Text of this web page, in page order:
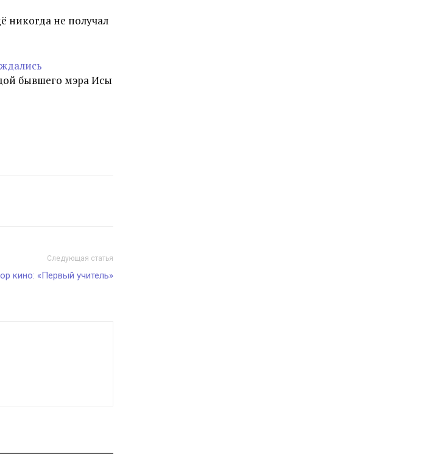
никогда не получал
бывшего мэра Исы
Следующая статья
кино: «Первый учитель»